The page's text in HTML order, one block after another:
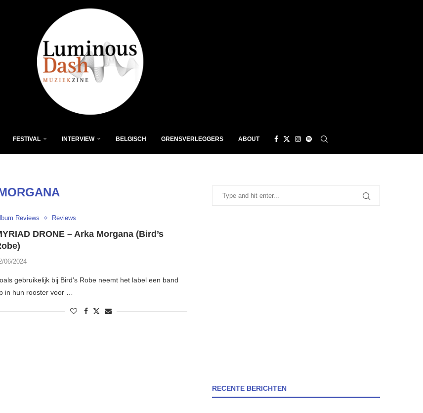
FESTIVAL INTERVIEW BELGISCH GRENSVERLEGGERS ABOUT
Reviews Reviews
DRONE – Arka Morgana (Bird’s
06/2024
gebruikelijk bij Bird’s Robe neemt het label een band
in hun rooster voor …
RECENTE BERICHTEN